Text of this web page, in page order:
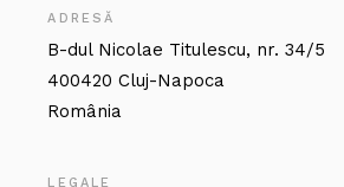
ADRESĂ
B-dul Nicolae Titulescu, nr. 34/5
400420 Cluj-Napoca
România
LEGALE